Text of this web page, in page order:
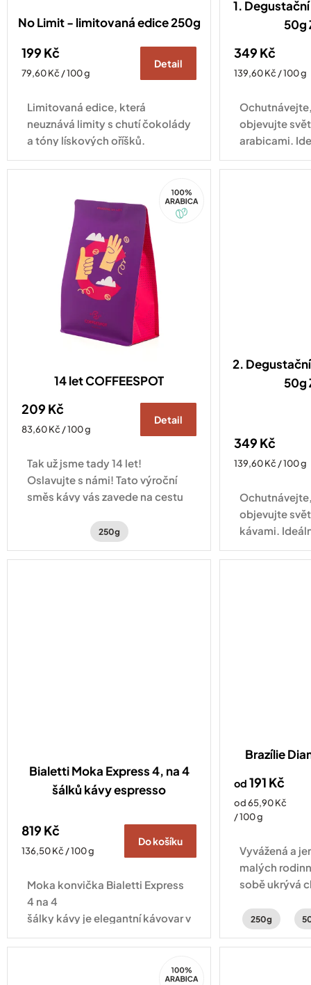
No Limit - limitovaná edice 250g
199 Kč
Měrná
79,60 Kč / 100 g
Detail
Limitovaná edice, která
neuznává limity s chutí čokolády
a tóny lískových oříšků.
1.
50g
349 Kč
Měrná
139,60 Kč / 100 g
objevujte
arabicami.
když se
rozhodnout!
Arabica
14 let COFFEESPOT
209 Kč
Měrná
83,60 Kč / 100 g
Detail
Tak už jsme tady 14 let!
Oslavujte s námi! Tato výroční
směs kávy vás zavede na cestu
Hondurasu a Brazílie.
250g
2.
50g
349 Kč
Měrná
139,60 Kč / 100 g
objevujte
kávami.
se nemůžete
Bialetti Moka Express 4, na 4
šálků kávy espresso
819 Kč
Měrná
136,50 Kč / 100 g
Do košíku
Moka konvička Bialetti Express
4 na 4
šálky kávy je elegantní kávovar v
tradičním osmihranném designu
a v hliníkovém provedení, který
Brazílie
od 191 Kč
Měrná
cena:
od 65,90 Kč
/ 100 g
Vyvážená a
malých
sobě ukrývá
250g
Arabica